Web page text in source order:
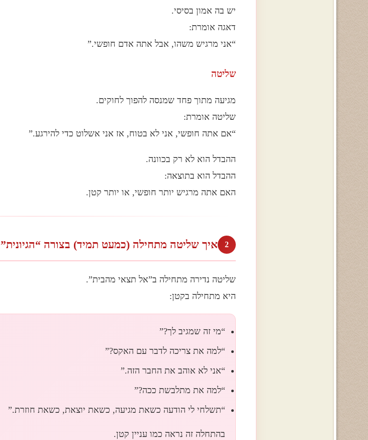
יש בה אמון בסיסי.
דאגה אומרת:
“אני מרגיש משהו, אבל אתה אדם חופשי.”
שליטה
מגיעה מתוך פחד שמנסה להפוך לחוקים.
שליטה אומרת:
“אם אתה חופשי, אני לא בטוח, אז אני אשלוט כדי להירגע.”
ההבדל הוא לא רק בכוונה.
ההבדל הוא בתוצאה:
האם אתה מרגיש יותר חופשי, או יותר קטן.
2 איך שליטה מתחילה (כמעט תמיד) בצורה “הגיונית”
שליטה נדירה מתחילה ב”אל תצאי מהבית”.
היא מתחילה בקטן:
“מי זה שמגיב לך?”
“למה את צריכה לדבר עם האקס?”
“אני לא אוהב את החבר הזה.”
“למה את מתלבשת ככה?”
“תשלחי לי הודעה כשאת מגיעה, כשאת יוצאת, כשאת חוזרת.”
בהתחלה זה נראה כמו עניין קטן.